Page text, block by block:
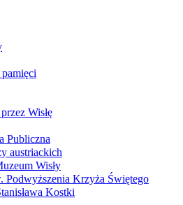
Wisłę
Publiczna
austriackich
Wisły
Krzyża Świętego
Kostki